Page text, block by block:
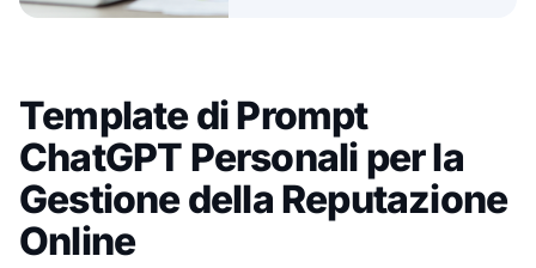
Template di Prompt
ChatGPT Personali per la
Gestione della Reputazione
Online